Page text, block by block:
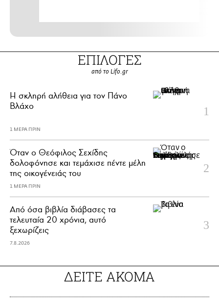
ΕΠΙΛΟΓΕΣ
από το Lifo.gr
H σκληρή αλήθεια για τον Πάνο
Βλάχο
1 ΜΕΡΑ ΠΡΙΝ
Όταν ο Θεόφιλος Σεχίδης
δολοφόνησε και τεμάχισε πέντε μέλη
της οικογένειάς του
1 ΜΕΡΑ ΠΡΙΝ
Από όσα βιβλία διάβασες τα
τελευταία 20 χρόνια, αυτό
ξεχωρίζεις
7.8.2026
ΔΕΙΤΕ ΑΚΟΜΑ